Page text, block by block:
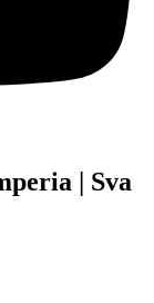
| Sva